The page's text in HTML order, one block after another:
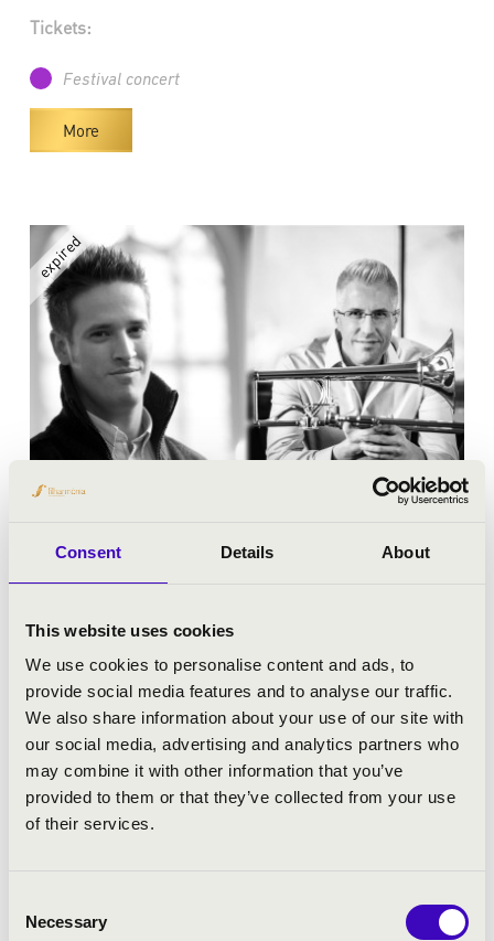
Consent Details About
This website uses cookies
We use cookies to personalise content and ads, to
provide social media features and to analyse our traffic.
We also share information about your use of our site with
our social media, advertising and analytics partners who
may combine it with other information that you’ve
provided to them or that they’ve collected from your use
of their services.
Selection
Necessary
Tickets:
Festival concert
More
07.06.2025 19:30
Sopron - Szent György templom
VADÁSZ ATTILA ÉS GYIVICSÁN GYÖRGY
KÖZÖS HANGVERSENYE
Tickets: 4 900 Ft
Festival concert